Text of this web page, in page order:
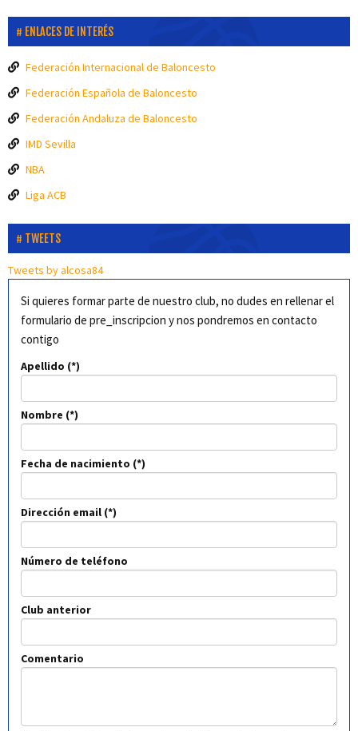
ENLACES DE INTERÉS
Federación Internacional de Baloncesto
Federación Española de Baloncesto
Federación Andaluza de Baloncesto
IMD Sevilla
NBA
Liga ACB
TWEETS
Tweets by alcosa84
Si quieres formar parte de nuestro club, no dudes en rellenar el
formulario de pre_inscripcion y nos pondremos en contacto
contigo
Apellido
Nombre
Fecha de nacimiento
Dirección email
Número de teléfono
Club anterior
Comentario